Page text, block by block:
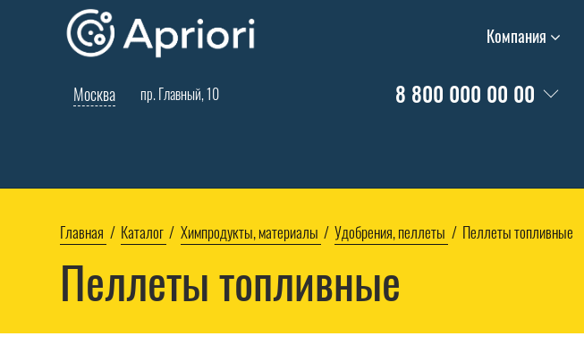
Компания
Москва пр. Главный, 10 8 800 000 00 00
Главная Каталог Химпродукты, материалы Удобрения, пеллеты Пеллеты топливные
Пеллеты топливные